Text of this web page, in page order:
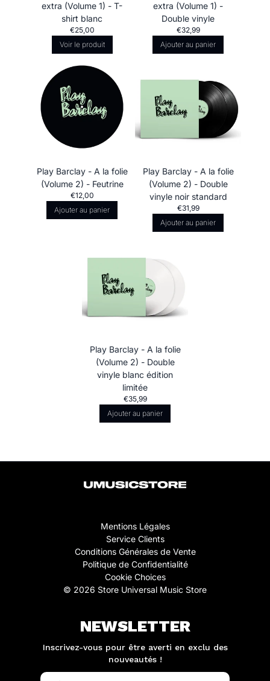
extra (Volume 1) - T-
shirt blanc
€25,00
Voir le produit
extra (Volume 1) -
Double vinyle
€32,99
Ajouter au panier
Play Barclay - A la folie
(Volume 2) - Feutrine
€12,00
Ajouter au panier
Play Barclay - A la folie
(Volume 2) - Double
vinyle noir standard
€31,99
Ajouter au panier
Play Barclay - A la folie
(Volume 2) - Double
vinyle blanc édition
limitée
€35,99
Ajouter au panier
Mentions Légales
Service Clients
Conditions Générales de Vente
Politique de Confidentialité
Cookie Choices
© 2026 Store Universal Music Store